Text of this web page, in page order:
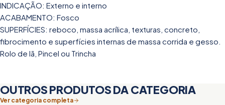
INDICAÇÃO: Externo e interno
ACABAMENTO: Fosco
SUPERFÍCIES: reboco, massa acrílica, texturas, concreto,
fibrocimento e superfícies internas de massa corrida e gesso.
Rolo de lã, Pincel ou Trincha
OUTROS PRODUTOS DA CATEGORIA
Ver categoria completa